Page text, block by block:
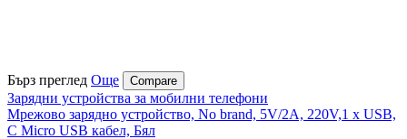
Бърз преглед Още Compare
Зарядни устройства за мобилни телефони
Мрежово зарядно устройство, No brand, 5V/2A, 220V,1 x USB,
С Micro USB кабел, Бял